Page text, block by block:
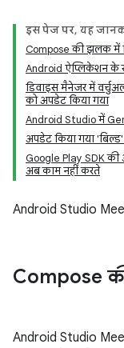
इस पेज पर, यह
Compose की झलक में
Android ऐप्लिकेशन के
डिवाइस मैनेजर में
को अपडेट किया गया
Android Studio में
अपडेट किया गया 'बिल्ड'
Google Play SDK की
अब काम नहीं करते
Android Studio
Compose
Android Studio